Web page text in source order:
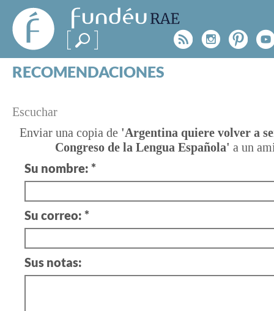
FundéuRAE
- Fundación
del Español
Urgente
Rss
RECOMENDACIONES
ESPECIALES
BLOG
NOTICIAS
SOBRE LA FUNDÉURAE
FundéuRAE es una fundación patrocinada por la
y la Real Academia Española, cuyo objetivo es
Internet.
¿TIENES
UNA
DUDA?
Consúltanos
Escuchar
Enviar una copia de 'Argentina quiere volver a
Congreso de la Lengua Española' a un
Su nombre: *
Su correo: *
Sus notas: